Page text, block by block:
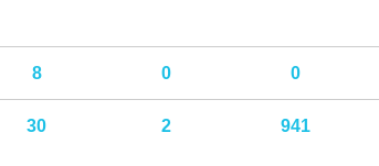
8 0 0
30 2 941